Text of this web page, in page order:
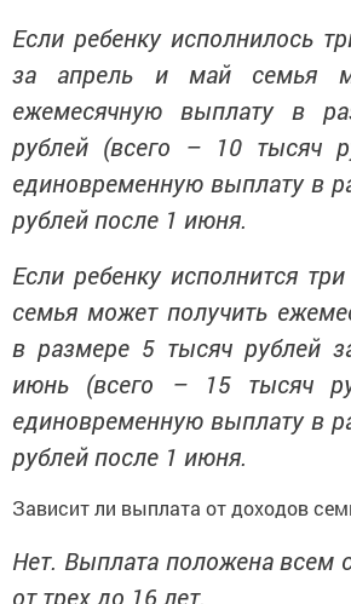
Если ребенку исполнилось
за апрель и май семья
ежемесячную выплату в
рублей (всего – 10 тысяч
единовременную выплату в
рублей после 1 июня.
Если ребенку исполнится
семья может получить
в размере 5 тысяч рублей
июнь (всего – 15 тысяч
единовременную выплату в
рублей после 1 июня.
Зависит ли выплата от доходов
Нет. Выплата положена всем
от трех до 16 лет.